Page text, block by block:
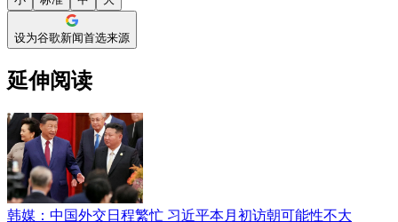
设为谷歌新闻首选来源
延伸阅读
韩媒：中国外交日程繁忙 习近平本月初访朝可能性不大